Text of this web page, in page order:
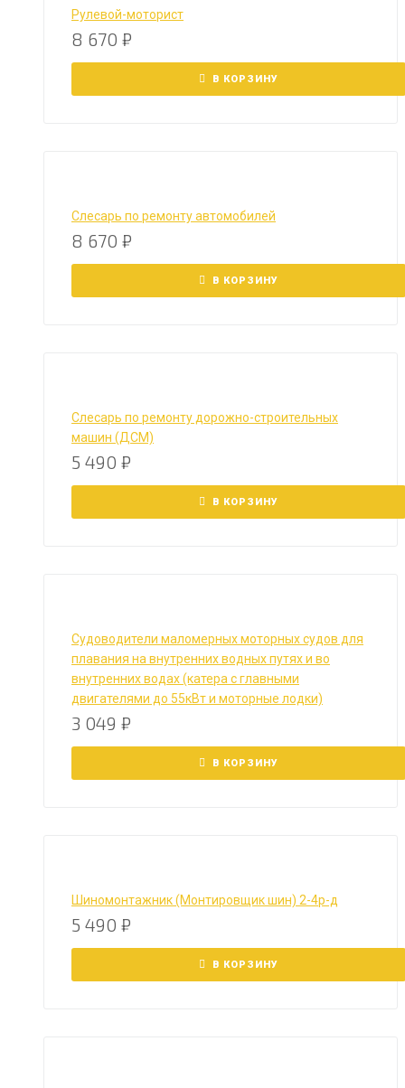
Рулевой-моторист
8 670 ₽
В КОРЗИНУ
Слесарь по ремонту автомобилей
8 670 ₽
В КОРЗИНУ
Слесарь по ремонту дорожно-строительных
машин (ДСМ)
5 490 ₽
В КОРЗИНУ
Судоводители маломерных моторных судов для
плавания на внутренних водных путях и во
внутренних водах (катера с главными
двигателями до 55кВт и моторные лодки)
3 049 ₽
В КОРЗИНУ
Шиномонтажник (Монтировщик шин) 2-4р-д
5 490 ₽
В КОРЗИНУ